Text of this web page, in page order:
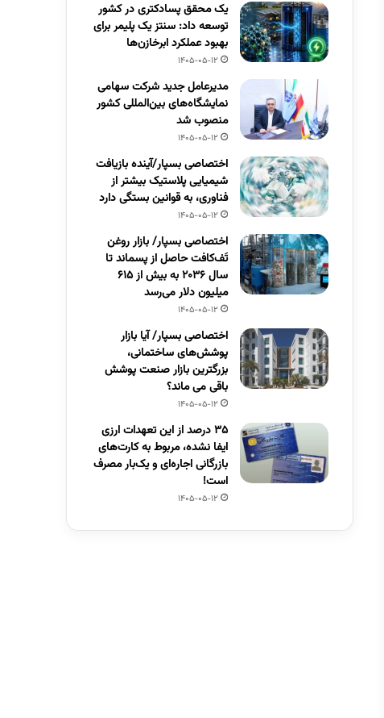
یک محقق پسادکتری در کشور
توسعه داد: سنتز یک پلیمر برای
بهبود عملکرد ابرخازن‌ها
1405-05-12
مدیرعامل جدید شرکت سهامی
نمایشگاه‌های بین‌المللی کشور
منصوب شد
1405-05-12
اختصاصی بسپار/آینده بازیافت
شیمیایی پلاستیک بیشتر از
فناوری، به قوانین بستگی دارد
1405-05-12
اختصاصی بسپار/ بازار روغن
تَف‌کافت حاصل از پسماند تا
سال ۲۰۳۶ به بیش از ۶۱۵
میلیون دلار می‌رسد
1405-05-12
اختصاصی بسپار/ آیا بازار
پوشش‌های ساختمانی،
بزرگترین بازار صنعت پوشش
باقی می ماند؟
1405-05-12
۳۵ درصد از این تعهدات ارزی
ایفا نشده، مربوط به کارت‌های
بازرگانی اجاره‌ای و یک‌بار مصرف
است!
1405-05-12